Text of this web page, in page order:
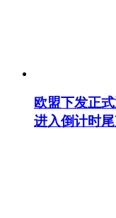
欧盟下发正
进入倒计时